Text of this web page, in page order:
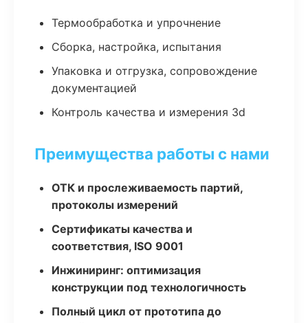
Термообработка и упрочнение
Сборка, настройка, испытания
Упаковка и отгрузка, сопровождение
документацией
Контроль качества и измерения 3d
Преимущества работы с нами
ОТК и прослеживаемость партий,
протоколы измерений
Сертификаты качества и
соответствия, ISO 9001
Инжиниринг: оптимизация
конструкции под технологичность
Полный цикл от прототипа до